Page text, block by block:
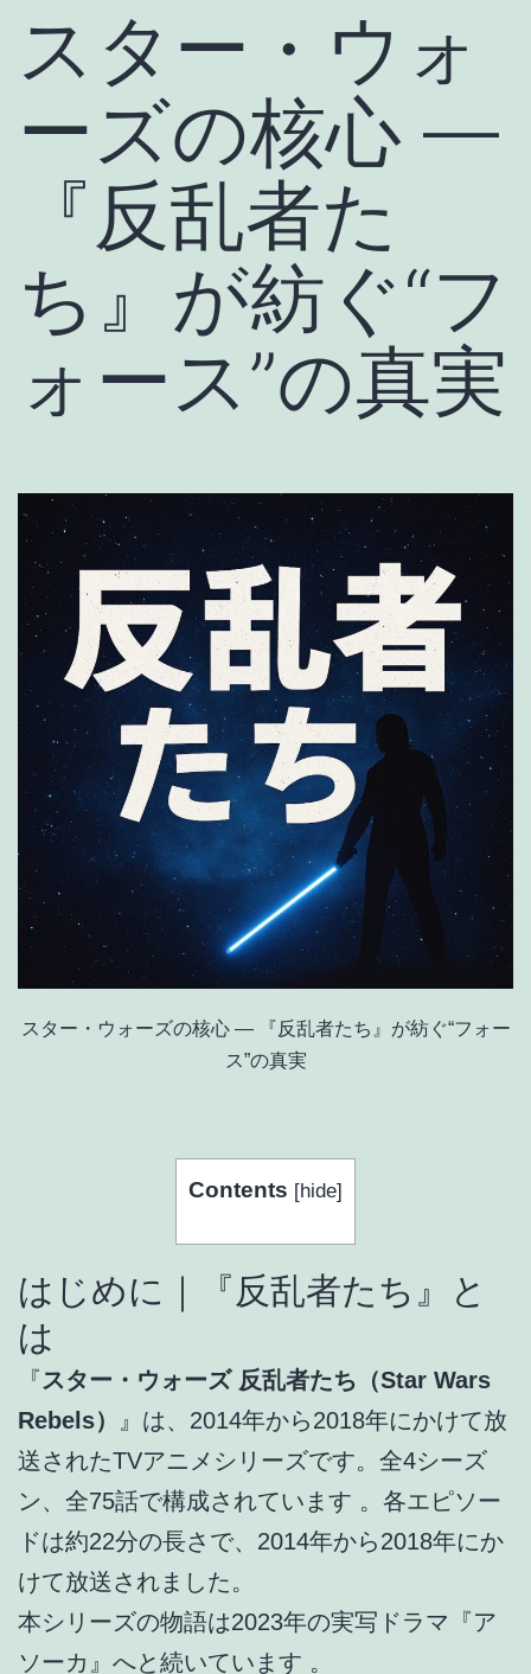
スター・ウォ
ーズの核心 ―
『反乱者た
ち』が紡ぐ“フ
ォース”の真実
スター・ウォーズの核心 ― 『反乱者たち』が紡ぐ“フォー
ス”の真実
Contents [hide]
はじめに｜『反乱者たち』と
は
『スター・ウォーズ 反乱者たち（Star Wars
Rebels）
』は、2014年から2018年にかけて放
送されたTVアニメシリーズです。 全4シーズ
ン、全75話で構成されています 。 各エピソー
ドは約22分の長さで、2014年から2018年にか
けて放送されました。
本シリーズの物語は2023年の実写ドラマ『ア
ソーカ』へと続いています 。